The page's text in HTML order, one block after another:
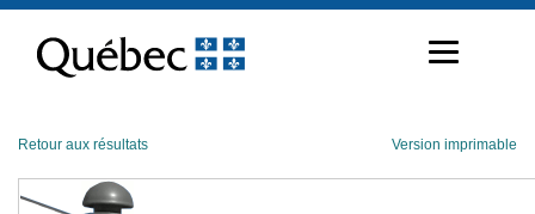
contenu
Retour aux résultats Version imprimable